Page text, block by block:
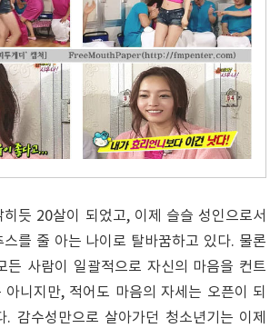
듯 20살이 되었고, 이제 슬슬 성인으로서
를 줄 아는 나이로 탈바꿈하고 있다. 물론
든 사람이 일괄적으로 자신의 마음을 컨트
니지만, 적어도 마음의 자세는 오픈이 되
. 감수성만으로 살아가던 청소년기는 이제